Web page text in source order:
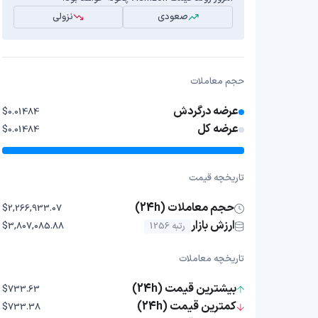
صعودی
نزولی
حجم معاملات
عرضه درگردش $0.01484
عرضه کل $0.01484
تاریخچه قیمت
حجم معاملات (24h) $2,266,933.07
ارزش بازار رتبه 1256 $3,807,085.88
تاریخچه معاملات
بیشترین قیمت (24h) $733.63
کمترین قیمت (24h) $733.38